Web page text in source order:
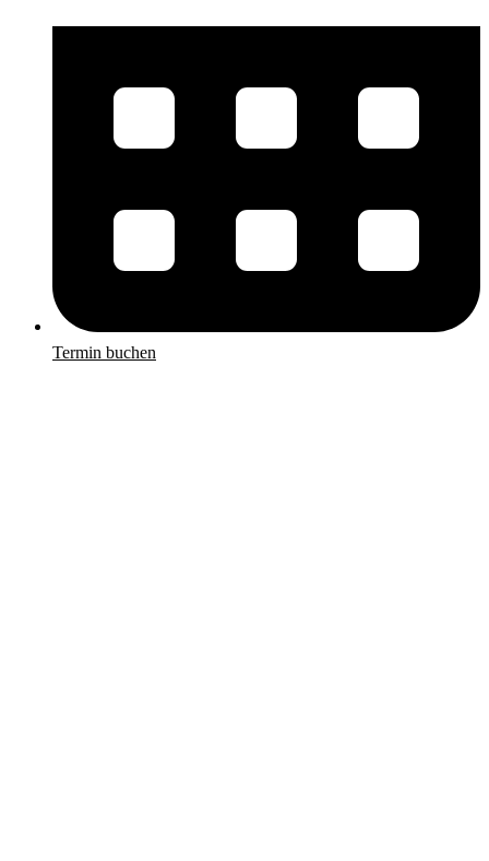
Termin buchen